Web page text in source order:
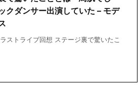
クダンサー出演していた – モデ
ストライブ回想 ステージ裏で驚いたこ